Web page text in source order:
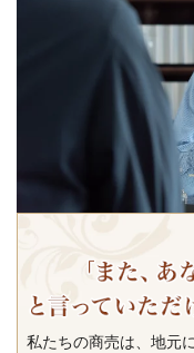
私たちの商売は、地元